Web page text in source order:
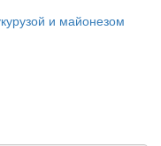
и майонезом